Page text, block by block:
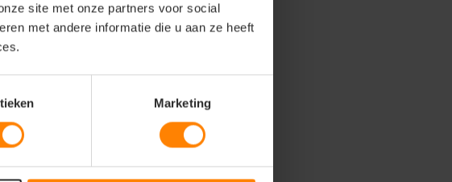
site met onze partners voor social
met andere informatie die u aan ze heeft
Marketing